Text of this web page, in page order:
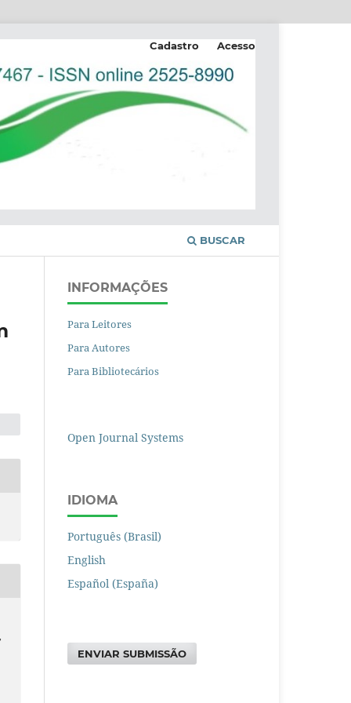
BUSCAR
Cadastro Acesso
INFORMAÇÕES
Para Leitores
Para Autores
Para Bibliotecários
Open Journal Systems
IDIOMA
Português (Brasil)
English
Español (España)
ENVIAR SUBMISSÃO